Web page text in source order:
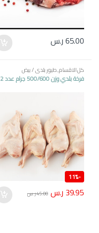
65.00ر.س
كل الاقسام,طيور بلدي / بيض
فرخة بلدي وزن 500/600 جرام عدد 2
-
11%
39.95 ر.س 45.00ر.س